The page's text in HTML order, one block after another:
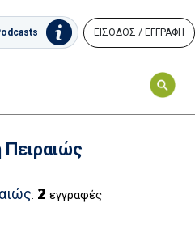
ΕΙΣΟΔΟΣ / ΕΓΓΡΑΦΗ
Πειραιώς
: 2 εγγραφές